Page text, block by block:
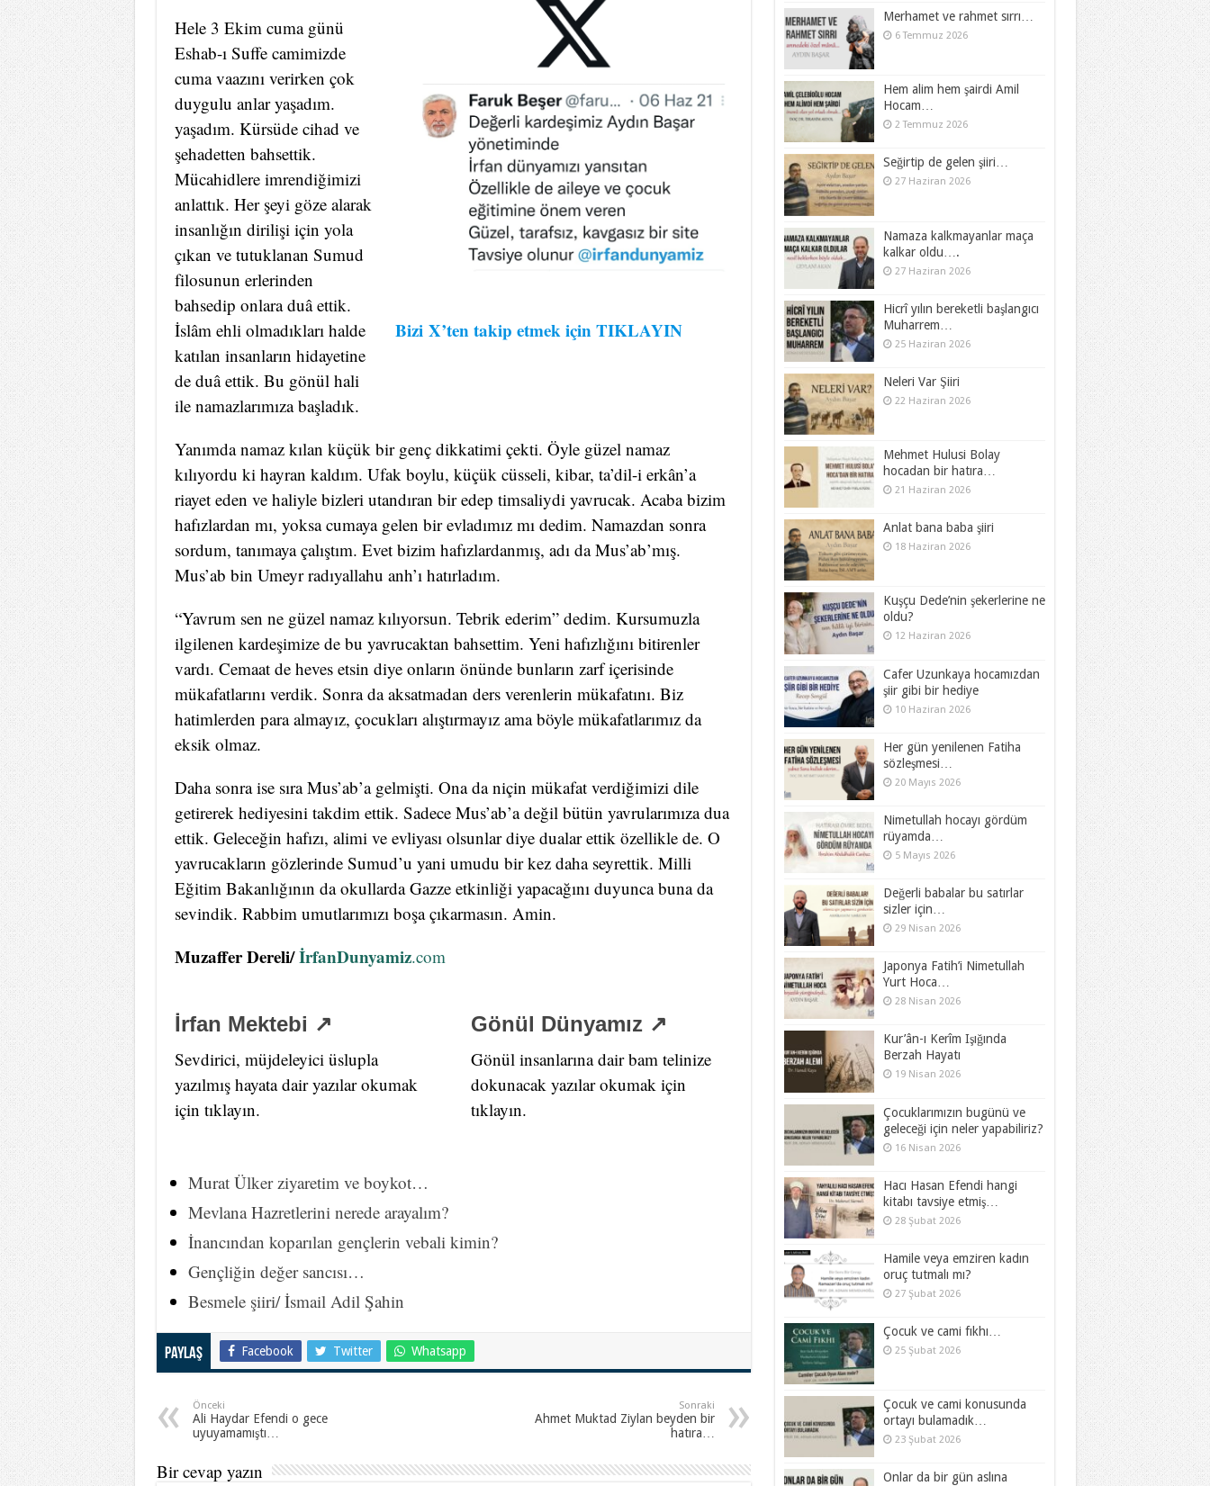
Bizi X’ten takip etmek için TIKLAYIN
Hele 3 Ekim cuma günü
Eshab-ı Suffe camimizde
cuma vaazını verirken çok
duygulu anlar yaşadım.
yaşadım. Kürsüde cihad ve
şehadetten bahsettik.
Mücahidlere imrendiğimizi
anlattık. Her şeyi göze alarak
insanlığın dirilişi için yola
çıkan ve tutuklanan Sumud
filosunun erlerinden
bahsedip onlara duâ ettik.
İslâm ehli olmadıkları halde
katılan insanların hidayetine
de duâ ettik. Bu gönül hali
ile namazlarımıza başladık.
Yanımda namaz kılan küçük bir genç dikkatimi çekti. Öyle güzel namaz
kılıyordu ki hayran kaldım. Ufak boylu, küçük cüsseli, kibar, ta’dil-i erkân’a
riayet eden ve haliyle bizleri utandıran bir edep timsaliydi yavrucak. Acaba bizim
hafızlardan mı, yoksa cumaya gelen bir evladımız mı dedim. Namazdan sonra
sordum, tanımaya çalıştım. Evet bizim hafızlardanmış, adı da Mus’ab’mış.
Mus’ab bin Umeyr radıyallahu anh’ı hatırladım.
“Yavrum sen ne güzel namaz kılıyorsun. Tebrik ederim” dedim. Kursumuzla
ilgilenen kardeşimize de bu yavrucaktan bahsettim. Yeni hafızlığını bitirenler
vardı. Cemaat de heves etsin diye onların önünde bunların zarf içerisinde
mükafatlarını verdik. Sonra da aksatmadan ders verenlerin mükafatını. Biz
hatimlerden para almayız, çocukları alıştırmayız ama böyle mükafatlarımız da
eksik olmaz.
Daha sonra ise sıra Mus’ab’a gelmişti. Ona da niçin mükafat verdiğimizi dile
getirerek hediyesini takdim ettik. Sadece Mus’ab’a değil bütün yavrularımıza dua
ettik. Geleceğin hafızı, alimi ve evliyası olsunlar diye dualar ettik özellikle de. O
yavrucakların gözlerinde Sumud’u yani umudu bir kez daha seyrettik. Milli
Eğitim Bakanlığının da okullarda Gazze etkinliği yapacağını duyunca buna da
sevindik. Rabbim umutlarımızı boşa çıkarmasın. Amin.
Muzaffer Dereli/İrfanDunyamiz.com
İrfan Mektebi ↗
Sevdirici, müjdeleyici üslupla
yazılmış hayata dair yazılar okumak
için tıklayın.
Gönül Dünyamız ↗
Gönül insanlarına dair bam telinize
dokunacak yazılar okumak için
tıklayın.
Murat Ülker ziyaretim ve boykot…
Mevlana Hazretlerini nerede arayalım?
İnancından koparılan gençlerin vebali kimin?
Gençliğin değer sancısı…
Besmele şiiri/ İsmail Adil Şahin
Paylaş Facebook Twitter Whatsapp
Önceki
Ali Haydar Efendi o gece
uyuyamamıştı…
Sonraki
Ahmet Muktad Ziylan beyden bir
hatıra…
Bir cevap yazın
Merhamet ve rahmet sırrı…
6 Temmuz 2026
Hem alim hem şairdi Amil
Hocam…
2 Temmuz 2026
Seğirtip de gelen şiiri…
27 Haziran 2026
Namaza kalkmayanlar maça
kalkar oldu….
27 Haziran 2026
Hicrî yılın bereketli başlangıcı
Muharrem…
25 Haziran 2026
Neleri Var Şiiri
22 Haziran 2026
Mehmet Hulusi Bolay
hocadan bir hatıra…
21 Haziran 2026
Anlat bana baba şiiri
18 Haziran 2026
Kuşçu Dede’nin şekerlerine ne
oldu?
12 Haziran 2026
Cafer Uzunkaya hocamızdan
şiir gibi bir hediye
10 Haziran 2026
Her gün yenilenen Fatiha
sözleşmesi…
20 Mayıs 2026
Nimetullah hocayı gördüm
rüyamda…
5 Mayıs 2026
Değerli babalar bu satırlar
sizler için…
29 Nisan 2026
Japonya Fatih’i Nimetullah
Yurt Hoca…
28 Nisan 2026
Kur’ân-ı Kerîm Işığında
Berzah Hayatı
19 Nisan 2026
Çocuklarımızın bugünü ve
geleceği için neler yapabiliriz?
16 Nisan 2026
Hacı Hasan Efendi hangi
kitabı tavsiye etmiş…
28 Şubat 2026
Hamile veya emziren kadın
oruç tutmalı mı?
27 Şubat 2026
Çocuk ve cami fıkhı…
25 Şubat 2026
Çocuk ve cami konusunda
ortayı bulamadık…
23 Şubat 2026
Onlar da bir gün aslına